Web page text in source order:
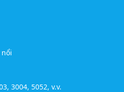
3004, 5052, v.v.